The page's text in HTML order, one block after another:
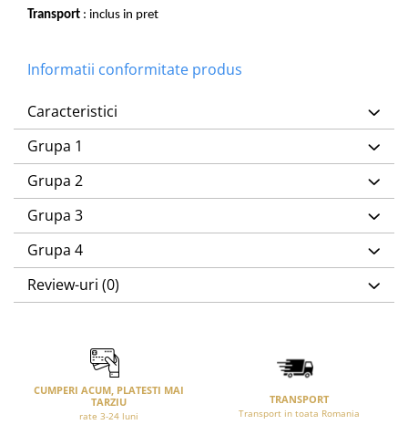
Transport : inclus in pret
Informatii conformitate produs
Caracteristici
Grupa 1
Grupa 2
Grupa 3
Grupa 4
Review-uri (0)
CUMPERI ACUM, PLATESTI MAI
TARZIU
rate 3-24 luni
TRANSPORT
Transport in toata Romania